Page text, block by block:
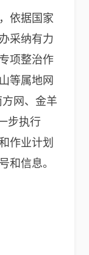
依据国家
采纳有力
项整治作
等属地网
网、金羊
步执行
作业计划
和信息。